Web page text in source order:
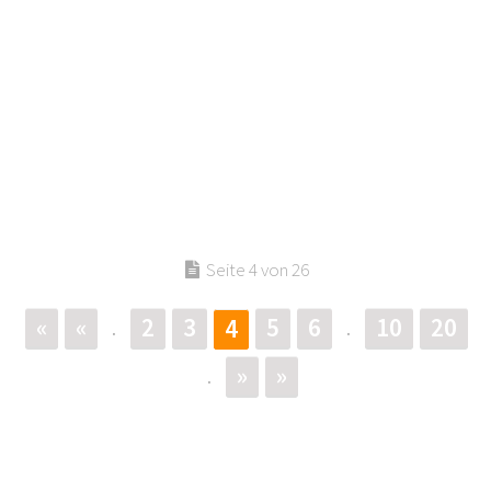
Seite 4 von 26
« « . 2 3 4 5 6 . 10 20
. » »